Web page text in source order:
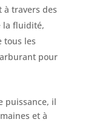
à travers des
la fluidité,
tous les
pour
puissance, il
et à